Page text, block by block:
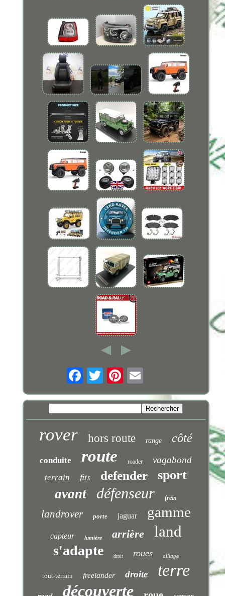
rover hors route range côté
conduite route roader vagabond
terrain fits defender sport
avant défenseur frein
landrover porte jaguar gamme
capteur lumière arrière land
s'adapte droit roues alliage
tout-terrain freelander droite terre
découverte